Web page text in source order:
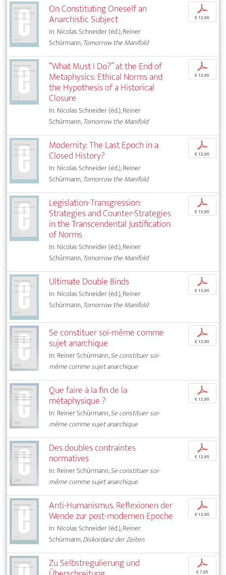
On Constituting Oneself an
Anarchistic Subject
In: Nicolas Schneider (éd.), Reiner
Schürmann,Tomorrow the Manifold
p
€ 12,95
“What Must I Do?” at the End of
Metaphysics: Ethical Norms and
the Hypothesis of a Historical
Closure
In: Nicolas Schneider (éd.), Reiner
Schürmann,Tomorrow the Manifold
p
€ 12,95
Modernity: The Last Epoch in a
Closed History?
In: Nicolas Schneider (éd.), Reiner
Schürmann,Tomorrow the Manifold
p
€ 12,95
Legislation-Transgression:
Strategies and Counter-Strategies
in the Transcendental Justification
of Norms
In: Nicolas Schneider (éd.), Reiner
Schürmann,Tomorrow the Manifold
p
€ 12,95
Ultimate Double Binds
In: Nicolas Schneider (éd.), Reiner
Schürmann,Tomorrow the Manifold
p
€ 12,95
Se constituer soi-même comme
sujet anarchique
In: Reiner Schürmann,Se constituer soi-
même comme sujet anarchique
p
€ 12,95
Que faire à la fin de la
métaphysique ?
In: Reiner Schürmann,Se constituer soi-
même comme sujet anarchique
p
€ 12,95
Des doubles contraintes
normatives
In: Reiner Schürmann,Se constituer soi-
même comme sujet anarchique
p
€ 12,95
Anti-Humanismus. Reflexionen der
Wende zur post-modernen Epoche
In: Nicolas Schneider (éd.), Reiner
Schürmann,Diskordanz der Zeiten
p
€ 12,95
Zu Selbstregulierung und p
€ 7,95